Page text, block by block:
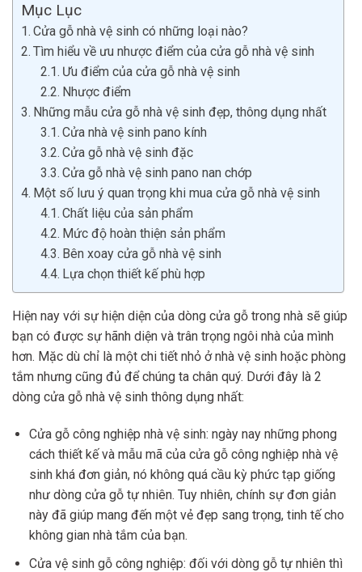
Mục Lục
Cửa gỗ nhà vệ sinh có những loại nào?
Tìm hiểu về ưu nhược điểm của cửa gỗ nhà vệ sinh
Ưu điểm của cửa gỗ nhà vệ sinh
Nhược điểm
Những mẫu cửa gỗ nhà vệ sinh đẹp, thông dụng nhất
Cửa nhà vệ sinh pano kính
Cửa gỗ nhà vệ sinh đặc
Cửa gỗ nhà vệ sinh pano nan chớp
Một số lưu ý quan trọng khi mua cửa gỗ nhà vệ sinh
Chất liệu của sản phẩm
Mức độ hoàn thiện sản phẩm
Bên xoay cửa gỗ nhà vệ sinh
Lựa chọn thiết kế phù hợp
Hiện nay với sự hiện diện của dòng cửa gỗ trong nhà sẽ giúp
bạn có được sự hãnh diện và trân trọng ngôi nhà của mình
hơn. Mặc dù chỉ là một chi tiết nhỏ ở nhà vệ sinh hoặc phòng
tắm nhưng cũng đủ để chúng ta chân quý. Dưới đây là 2
dòng cửa gỗ nhà vệ sinh thông dụng nhất:
Cửa gỗ công nghiệp nhà vệ sinh: ngày nay những phong
cách thiết kế và mẫu mã của cửa gỗ công nghiệp nhà vệ
sinh khá đơn giản, nó không quá cầu kỳ phức tạp giống
như dòng cửa gỗ tự nhiên. Tuy nhiên, chính sự đơn giản
này đã giúp mang đến một vẻ đẹp sang trọng, tinh tế cho
không gian nhà tắm của bạn.
Cửa vệ sinh gỗ công nghiệp: đối với dòng gỗ tự nhiên thì